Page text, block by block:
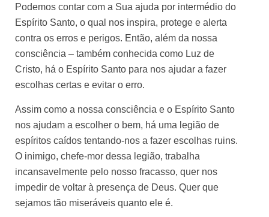
Podemos contar com a Sua ajuda por intermédio do
Espírito Santo, o qual nos inspira, protege e alerta
contra os erros e perigos. Então, além da nossa
consciência – também conhecida como Luz de
Cristo, há o Espírito Santo para nos ajudar a fazer
escolhas certas e evitar o erro.
Assim como a nossa consciência e o Espírito Santo
nos ajudam a escolher o bem, há uma legião de
espíritos caídos tentando-nos a fazer escolhas ruins.
O inimigo, chefe-mor dessa legião, trabalha
incansavelmente pelo nosso fracasso, quer nos
impedir de voltar à presença de Deus. Quer que
sejamos tão miseráveis quanto ele é.